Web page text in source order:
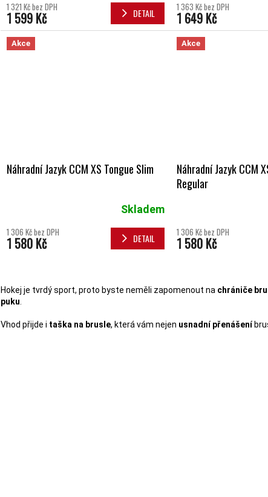
1 321 Kč bez DPH
1 599 Kč DETAIL 1 363 Kč bez DPH
1 649 Kč
Akce
Náhradní Jazyk CCM XS Tongue Slim
Skladem
1 306 Kč bez DPH
1 580 Kč DETAIL
Akce
Náhradní Jazyk CCM
Regular
1 306 Kč bez DPH
1 580 Kč
Hokej je tvrdý sport, proto byste neměli zapomenout na chrániče
puku.
Vhod přijde i taška na brusle, která vám nejen usnadní přenášení